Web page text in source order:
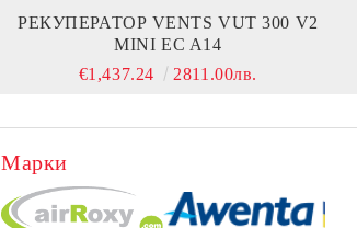
РЕКУПЕРАТОР VENTS VUT 300 V2
MINI EC A14
€1,437.24
2811.00лв.
Марки